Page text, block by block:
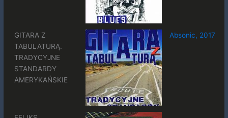
GITARA Z
TABULATURĄ.
TRADYCYJNE
STANDARDY
AMERYKAŃSKIE
Absonic, 2017